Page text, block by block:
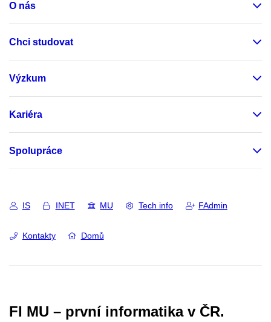
O nás
Chci studovat
Výzkum
Kariéra
Spolupráce
IS INET MU Tech info FAdmin
Kontakty Domů
FI MU – první informatika v ČR.